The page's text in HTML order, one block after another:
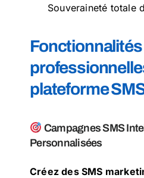
Souveraineté totale
Fonctionnalités
plateforme
Campagnes SMS
Personnalisées
Créez des SMS